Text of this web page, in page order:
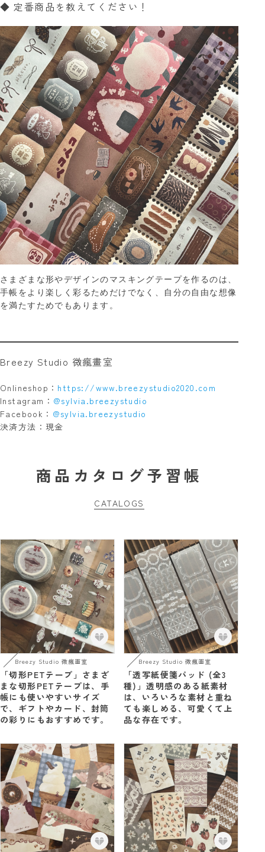
◆ 定番商品を教えてください！
さまざまな形やデザインのマスキングテープを作るのは、
手帳をより楽しく彩るためだけでなく、自分の自由な想像
を満たすためでもあります。
Breezy Studio 微瘋畫室
Onlineshop： https://www.breezystudio2020.com
Instagram： @sylvia.breezystudio
Facebook： @sylvia.breezystudio
決済方法：現金
商品カタログ予習帳
CATALOGS
Breezy Studio 微瘋画室
「切形PETテープ」さまざ
まな切形PETテープは、手
帳にも使いやすいサイズ
で、ギフトやカード、封筒
の彩りにもおすすめです。
Breezy Studio 微瘋画室
「透写紙便箋パッド (全3
種)」透明感のある紙素材
は、いろいろな素材と重ね
ても楽しめる、可愛くて上
品な存在です。